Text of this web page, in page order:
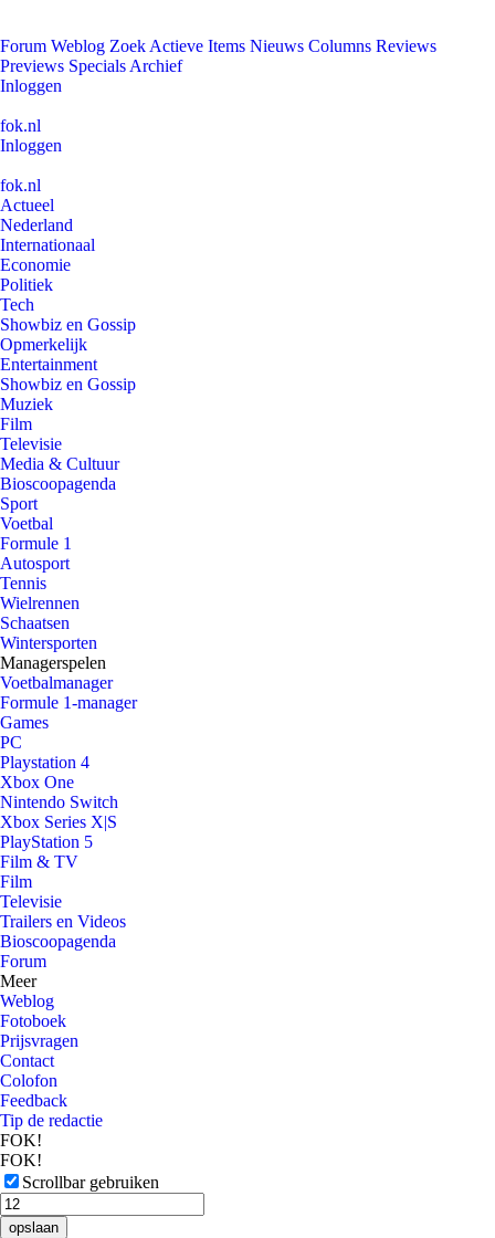
Forum Weblog Zoek Actieve Items Nieuws Columns Reviews
Previews Specials Archief
Inloggen
fok.nl
Inloggen
fok.nl
Actueel
Nederland
Internationaal
Economie
Politiek
Tech
Showbiz en Gossip
Opmerkelijk
Entertainment
Showbiz en Gossip
Muziek
Film
Televisie
Media & Cultuur
Bioscoopagenda
Sport
Voetbal
Formule 1
Autosport
Tennis
Wielrennen
Schaatsen
Wintersporten
Managerspelen
Voetbalmanager
Formule 1-manager
Games
PC
Playstation 4
Xbox One
Nintendo Switch
Xbox Series X|S
PlayStation 5
Film & TV
Film
Televisie
Trailers en Videos
Bioscoopagenda
Forum
Meer
Weblog
Fotoboek
Prijsvragen
Contact
Colofon
Feedback
Tip de redactie
FOK!
FOK!
Scrollbar gebruiken
opslaan